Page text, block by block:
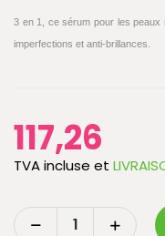
3 en 1, ce sérum pour les peaux
imperfections et anti-brillances.
117,26
TVA incluse et